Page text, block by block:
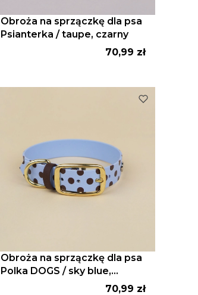
Obroża na sprzączkę dla psa
Psianterka / taupe, czarny
Cena
70,99 zł
Obroża na sprzączkę dla psa
Polka DOGS / sky blue,
Cena
70,99 zł